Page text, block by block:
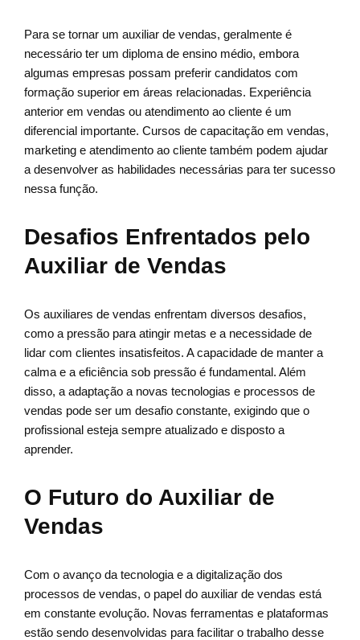
Para se tornar um auxiliar de vendas, geralmente é
necessário ter um diploma de ensino médio, embora
algumas empresas possam preferir candidatos com
formação superior em áreas relacionadas. Experiência
anterior em vendas ou atendimento ao cliente é um
diferencial importante. Cursos de capacitação em vendas,
marketing e atendimento ao cliente também podem ajudar
a desenvolver as habilidades necessárias para ter sucesso
nessa função.
Desafios Enfrentados pelo
Auxiliar de Vendas
Os auxiliares de vendas enfrentam diversos desafios,
como a pressão para atingir metas e a necessidade de
lidar com clientes insatisfeitos. A capacidade de manter a
calma e a eficiência sob pressão é fundamental. Além
disso, a adaptação a novas tecnologias e processos de
vendas pode ser um desafio constante, exigindo que o
profissional esteja sempre atualizado e disposto a
aprender.
O Futuro do Auxiliar de
Vendas
Com o avanço da tecnologia e a digitalização dos
processos de vendas, o papel do auxiliar de vendas está
em constante evolução. Novas ferramentas e plataformas
estão sendo desenvolvidas para facilitar o trabalho desse